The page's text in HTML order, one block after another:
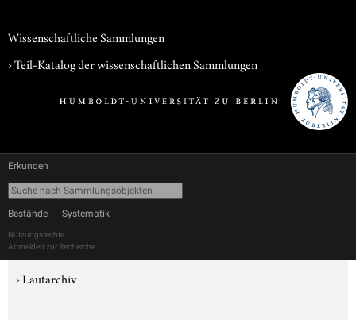
Wissenschaftliche Sammlungen
› Teil-Katalog der wissenschaftlichen Sammlungen
Erkunden
Bestände Systematik
Nutzungsrechte
Anmelden zur Recherche
›Lautarchiv